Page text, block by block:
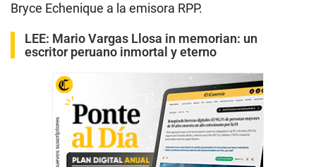
Bryce Echenique a la emisora RPP.
LEE: Mario Vargas Llosa in memorian: un
escritor peruano inmortal y eterno